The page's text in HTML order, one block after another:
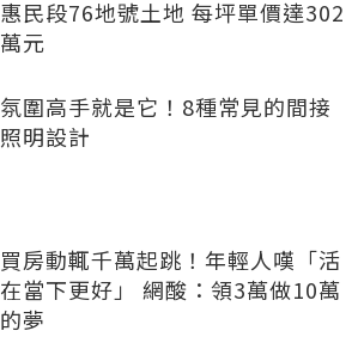
惠民段76地號土地 每坪單價達302
萬元
氛圍高手就是它！8種常見的間接
照明設計
買房動輒千萬起跳！年輕人嘆「活
在當下更好」 網酸：領3萬做10萬
的夢